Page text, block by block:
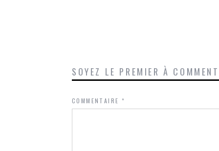
SOYEZ LE PREMIER À
COMMENTAIRE *